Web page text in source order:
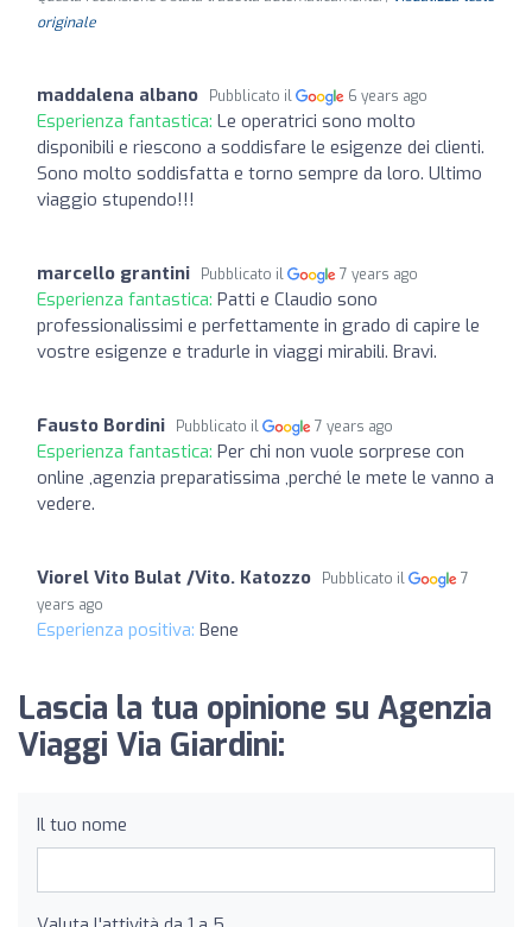
originale
maddalena albano Pubblicato il 6 years ago
Esperienza fantastica: Le operatrici sono molto
disponibili e riescono a soddisfare le esigenze dei clienti.
Sono molto soddisfatta e torno sempre da loro. Ultimo
viaggio stupendo!!!
marcello grantini Pubblicato il 7 years ago
Esperienza fantastica: Patti e Claudio sono
professionalissimi e perfettamente in grado di capire le
vostre esigenze e tradurle in viaggi mirabili. Bravi.
Fausto Bordini Pubblicato il 7 years ago
Esperienza fantastica: Per chi non vuole sorprese con
online ,agenzia preparatissima ,perché le mete le vanno a
vedere.
Viorel Vito Bulat /Vito. Katozzo Pubblicato il
7
years ago
Esperienza positiva: Bene
Lascia la tua opinione su Agenzia
Viaggi Via Giardini:
Il tuo nome